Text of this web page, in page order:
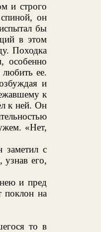
и строго
он
бы
в этом
Походка
особенно
любить ее.
и
к
к ней. Он
«Нет,
заметил с
узнав его,
и пред
поклон на
то в